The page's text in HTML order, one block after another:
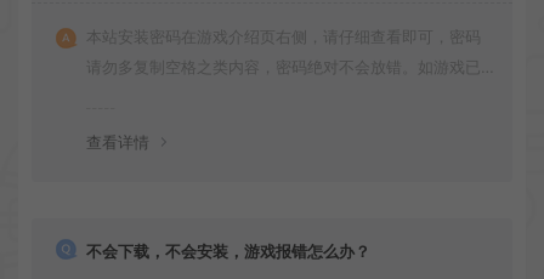
本站安装密码在游戏介绍页右侧，请仔细查看即可，密码
请勿多复制空格之类内容，密码绝对不会放错。如游戏已
查看详情
不会下载，不会安装，游戏报错怎么办？